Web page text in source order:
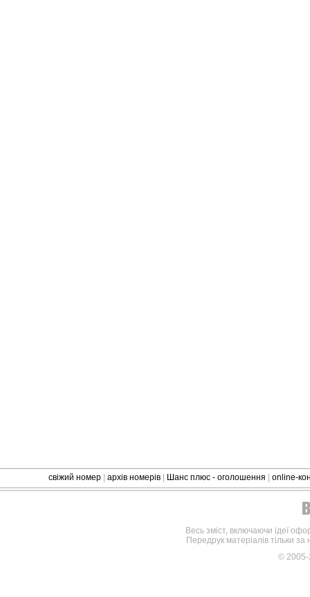
свіжий номер архів номерів Шанс плюс - оголошення online-
Весь зміст, включаючи ідеї
Передрук матеріалів тільки
©